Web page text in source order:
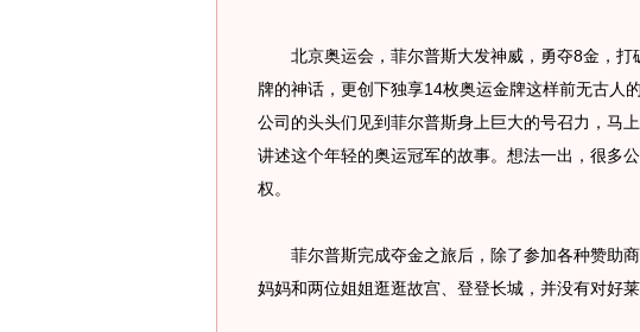
北京奥运会，菲尔普斯大发神威，勇夺8金，打
牌的神话，更创下独享14枚奥运金牌这样前无古人
公司的头头们见到菲尔普斯身上巨大的号召力，马
讲述这个年轻的奥运冠军的故事。想法一出，很多
权。
菲尔普斯完成夺金之旅后，除了参加各种赞助商
妈妈和两位姐姐逛逛故宫、登登长城，并没有对好